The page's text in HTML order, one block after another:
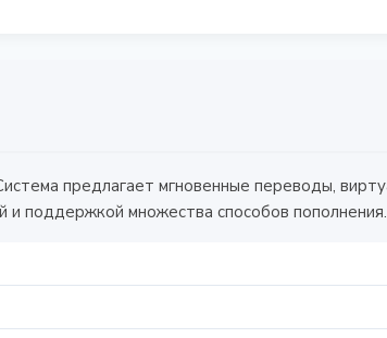
предлагает мгновенные переводы,
поддержкой множества способов пополнения.